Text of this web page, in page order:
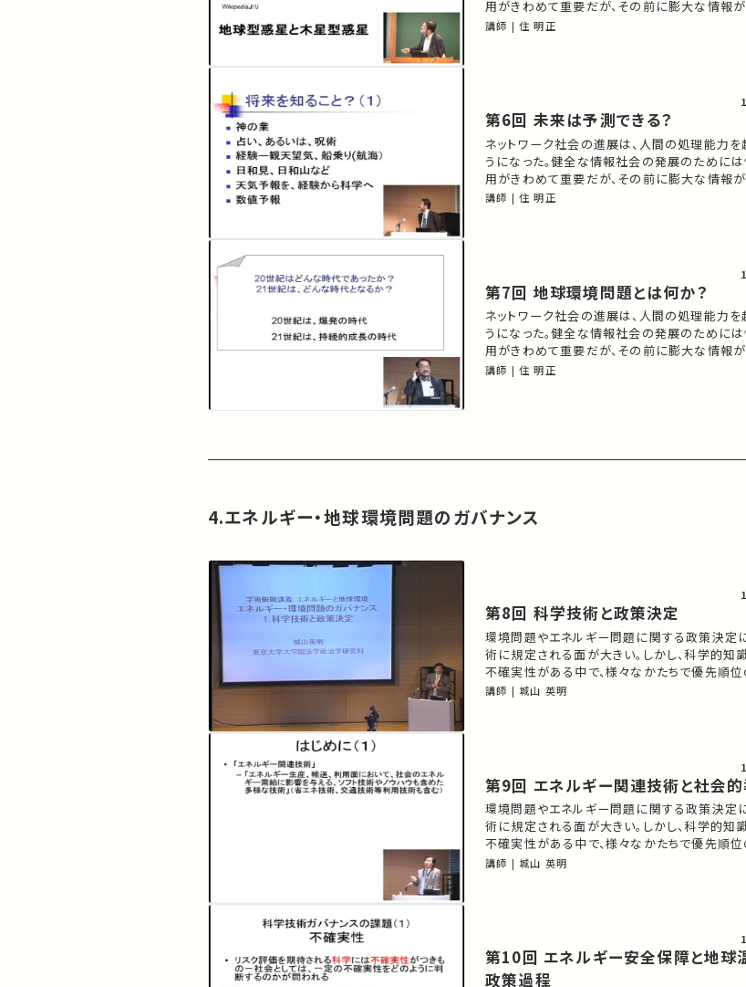
用がきわめて重要だが、その前に膨大な情報
惹起しかねない状況が出現しつつある。このま
講師 | 住 明正
第6回 未来は予測できる？
ネットワーク社会の進展は、人間の処理能力
うになった。健全な情報社会の発展のために
用がきわめて重要だが、その前に膨大な情報
惹起しかねない状況が出現しつつある。このま
講師 | 住 明正
第7回 地球環境問題とは何か？
ネットワーク社会の進展は、人間の処理能力
うになった。健全な情報社会の発展のために
用がきわめて重要だが、その前に膨大な情報
惹起しかねない状況が出現しつつある。このま
講師 | 住 明正
4.エネルギー・地球環境問題のガバナンス
第8回 科学技術と政策決定
環境問題やエネルギー問題に関する政策決定
術に規定される面が大きい。しかし、科学的
不確実性がある中で、様々なかたちで優先順
め込まれており、国際政治の対象ともなってい
講師 | 城山 英明
第9回 エネルギー関連技術と社会
環境問題やエネルギー問題に関する政策決定
術に規定される面が大きい。しかし、科学的
不確実性がある中で、様々なかたちで優先順
め込まれており、国際政治の対象ともなってい
講師 | 城山 英明
第10回 エネルギー安全保障と地球温暖化とめぐる国際的
政策過程